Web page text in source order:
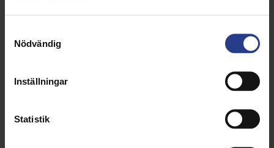
Nödvändig
Inställningar
Statistik
förtroendevald coach – kontaktuppgifter hittar du